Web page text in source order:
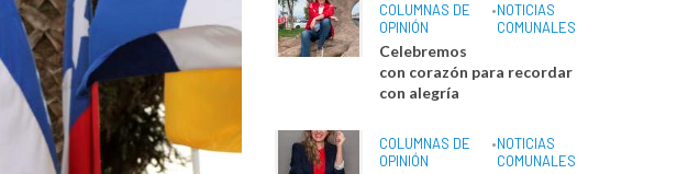
COLUMNAS DE
OPINIÓN
•NOTICIAS
COMUNALES
Celebremos
con corazón para recordar
con alegría
COLUMNAS DE
OPINIÓN
•NOTICIAS
COMUNALES